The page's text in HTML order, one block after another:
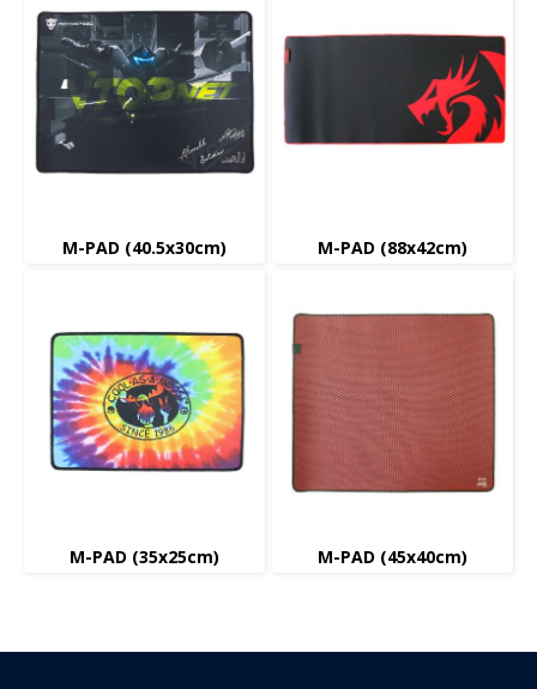
M-PAD (40.5x30cm) M-PAD (88x42cm)
M-PAD (35x25cm) M-PAD (45x40cm)